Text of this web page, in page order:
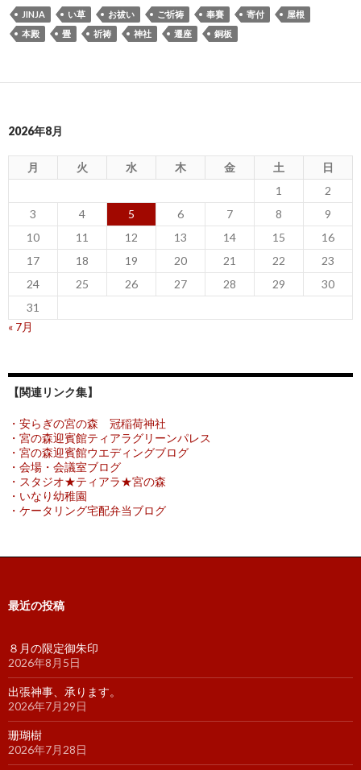
JINJA い草 お祓い ご祈祷 奉賽 寄付
屋根
本殿
畳 祈祷 神社 遷座 銅板
2026年8月
月 火 水 木 金 土
日
1
2
3
4 5 6 7 8
9
10
11 12 13 14 15
16
17
18 19 20 21 22
23
24
25 26 27 28 29
30
31
« 7月
【関連リンク集】
・安らぎの宮の森 冠稲荷神社
・宮の森迎賓館ティアラグリーンパレス
・宮の森迎賓館ウエディングブログ
・会場・会議室ブログ
・スタジオ★ティアラ★宮の森
・いなり幼稚園
・ケータリング宅配弁当ブログ
最近の投稿
８月の限定御朱印
2026年8月5日
出張神事、承ります。
2026年7月29日
珊瑚樹
2026年7月28日